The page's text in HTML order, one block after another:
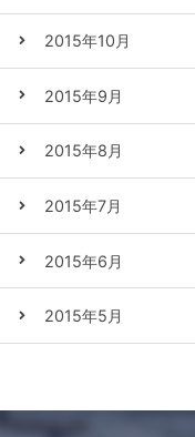
2015年10月
2015年9月
2015年8月
2015年7月
2015年6月
2015年5月